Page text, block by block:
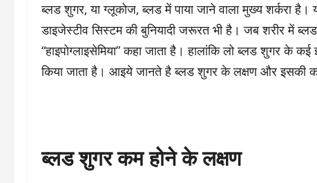
ब्लड शुगर, या ग्लूकोज, ब्लड में पाया जाने वाला मुख्य शर्करा
डाइजेस्टीव सिस्टम की बुनियादी जरूरत भी है। जब शरीर में
“हाइपोग्लाइसेमिया” कहा जाता है। हालांकि लो ब्लड शुगर
किया जाता है। आइये जानते है ब्लड शुगर के लक्षण और इसकी कमी
ब्लड शुगर कम होने के लक्षण